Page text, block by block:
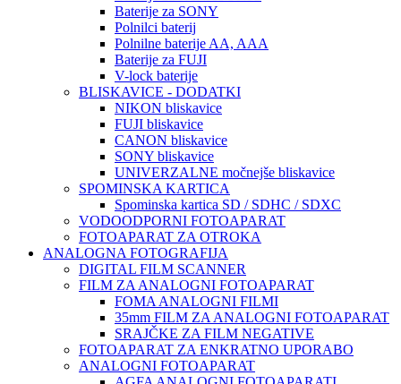
Baterije za SONY
Polnilci baterij
Polnilne baterije AA, AAA
Baterije za FUJI
V-lock baterije
BLISKAVICE - DODATKI
NIKON bliskavice
FUJI bliskavice
CANON bliskavice
SONY bliskavice
UNIVERZALNE močnejše bliskavice
SPOMINSKA KARTICA
Spominska kartica SD / SDHC / SDXC
VODOODPORNI FOTOAPARAT
FOTOAPARAT ZA OTROKA
ANALOGNA FOTOGRAFIJA
DIGITAL FILM SCANNER
FILM ZA ANALOGNI FOTOAPARAT
FOMA ANALOGNI FILMI
35mm FILM ZA ANALOGNI FOTOAPARAT
SRAJČKE ZA FILM NEGATIVE
FOTOAPARAT ZA ENKRATNO UPORABO
ANALOGNI FOTOAPARAT